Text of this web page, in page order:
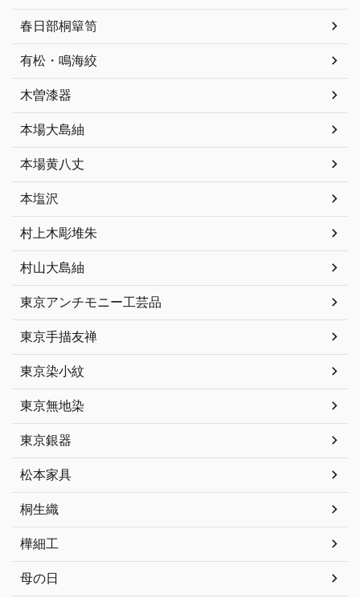
春日部桐簞笥
有松・鳴海絞
木曽漆器
本場大島紬
本場黄八丈
本塩沢
村上木彫堆朱
村山大島紬
東京アンチモニー工芸品
東京手描友禅
東京染小紋
東京無地染
東京銀器
松本家具
桐生織
樺細工
母の日